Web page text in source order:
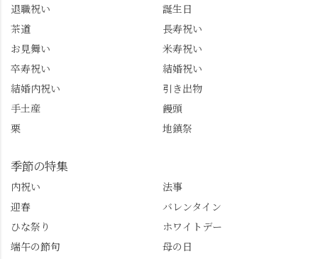
退職祝い
誕生日
茶道
長寿祝い
お見舞い
米寿祝い
卒寿祝い
結婚祝い
結婚内祝い
引き出物
手土産
饅頭
栗
地鎮祭
季節の特集
内祝い
法事
迎春
バレンタイン
ひな祭り
ホワイトデー
端午の節句
母の日